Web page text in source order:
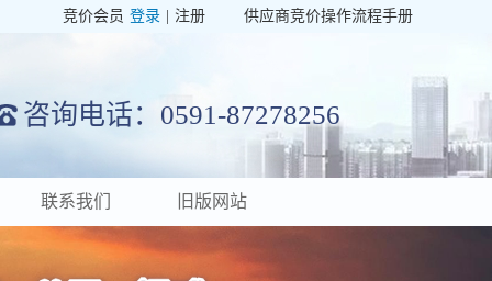
竞价会员 登录 注册 供应商竞价操作流程手册
咨询电话：0591-87278256
联系我们 旧版网站